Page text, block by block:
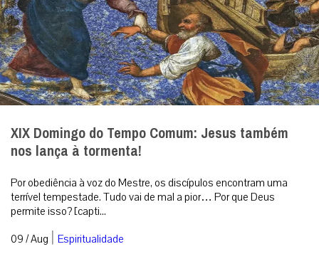
XIX Domingo do Tempo Comum: Jesus também
nos lança à tormenta!
Por obediência à voz do Mestre, os discípulos encontram uma
terrível tempestade. Tudo vai de mal a pior… Por que Deus
permite isso? [capti...
09 / Aug | Espiritualidade